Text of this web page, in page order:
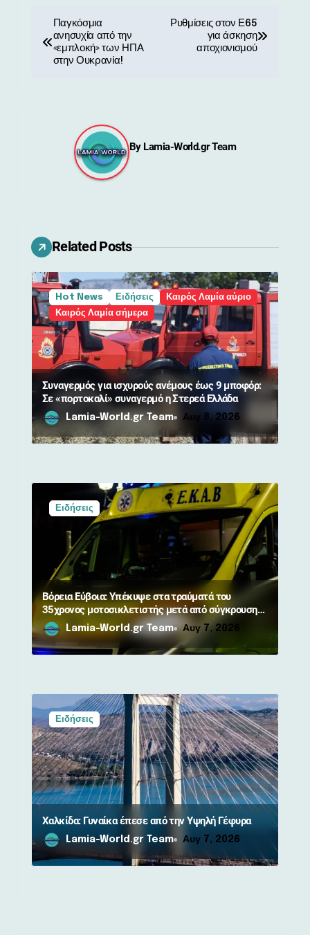
ά
ρ
θ
ρ
ω
ν
Παγκόσμια
ανησυχία από την
«εμπλοκή» των ΗΠΑ
στην Ουκρανία!
Ρυθμίσεις στον Ε65
για άσκηση
αποχιονισμού
By Lamia-World.gr Team
Related Posts
Hot News Ειδήσεις
Καιρός Λαμία αύριο
Καιρός Λαμία σήμερα
Συναγερμός για ισχυρούς ανέμους έως 9 μποφόρ:
Σε «πορτοκαλί» συναγερμό η Στερεά Ελλάδα
Lamia-World.gr Team Αυγ 8, 2026
Ειδήσεις
Βόρεια Εύβοια: Υπέκυψε στα τραύματά του
35χρονος μοτοσικλετιστής μετά από σύγκρουση
με αγριογούρουνο
Lamia-World.gr Team Αυγ 7, 2026
Ειδήσεις
Χαλκίδα: Γυναίκα έπεσε από την Υψηλή Γέφυρα
Lamia-World.gr Team Αυγ 7, 2026